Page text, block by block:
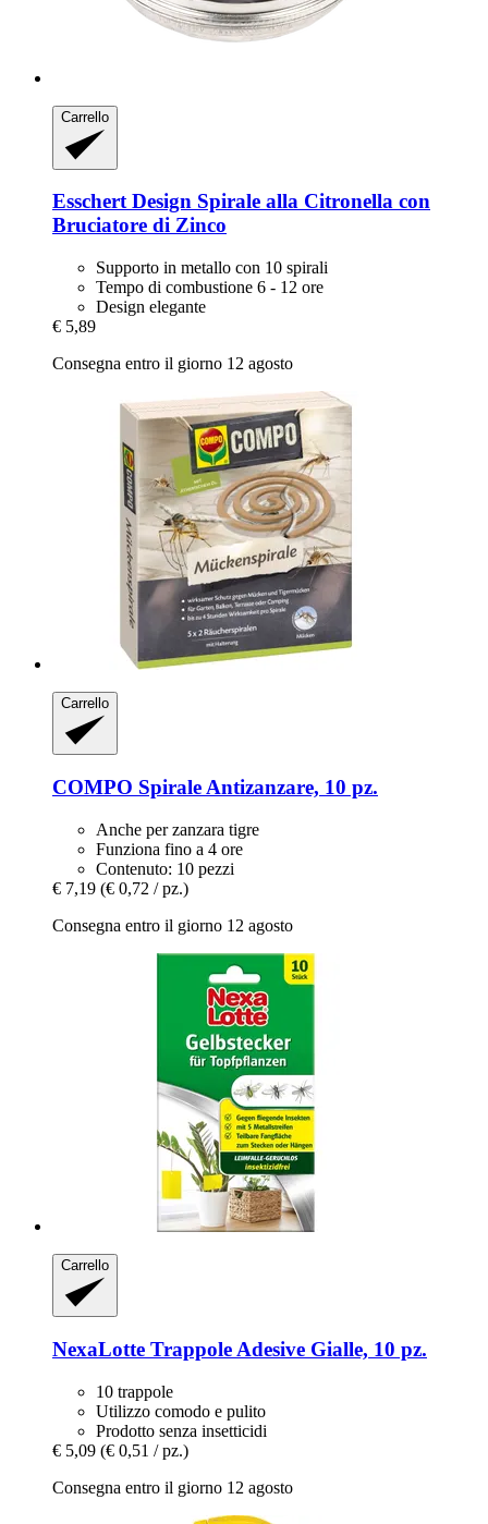
Carrello
Esschert Design Spirale alla Citronella con
Bruciatore di Zinco
Supporto in metallo con 10 spirali
Tempo di combustione 6 - 12 ore
Design elegante
€ 5,89
Consegna entro il giorno 12 agosto
Carrello
COMPO Spirale Antizanzare, 10 pz.
Anche per zanzara tigre
Funziona fino a 4 ore
Contenuto: 10 pezzi
€ 7,19 (€ 0,72 / pz.)
Consegna entro il giorno 12 agosto
Carrello
NexaLotte Trappole Adesive Gialle, 10 pz.
10 trappole
Utilizzo comodo e pulito
Prodotto senza insetticidi
€ 5,09 (€ 0,51 / pz.)
Consegna entro il giorno 12 agosto